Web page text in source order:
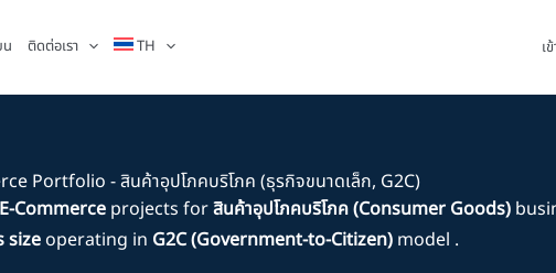
น ติดต่อเรา TH เ
Portfolio - สินค้าอุปโภคบริโภค (ธุรกิจขนาดเล็ก, G2C)
E-Commerceprojects forสินค้าอุปโภคบริโภค (Consumer Goods)
sizeoperating in G2C (Government-to-Citizen)model .